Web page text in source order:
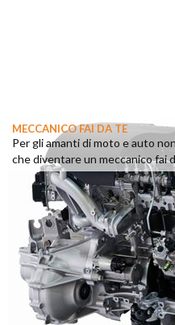
MECCANICO FAI DA TE
Per gli amanti di moto e auto
che diventare un meccanico fai